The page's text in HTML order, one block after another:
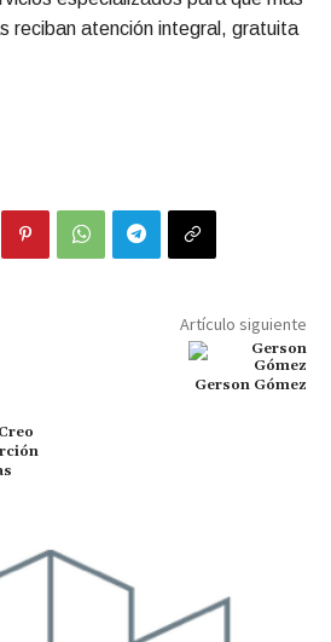
reciban atención integral, gratuita
Artículo siguiente
Gerson Gómez